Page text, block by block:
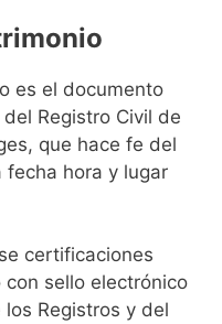
es el documento
Registro Civil de
que hace fe del
hora y lugar
certificaciones
sello electrónico
Registros y del